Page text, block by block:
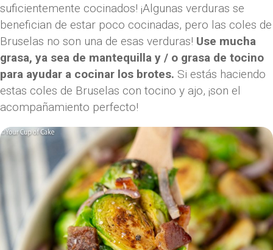
suficientemente cocinados! ¡Algunas verduras se
benefician de estar poco cocinadas, pero las coles de
Bruselas no son una de esas verduras! Use mucha
grasa, ya sea de mantequilla y / o grasa de tocino
para ayudar a cocinar los brotes. Si estás haciendo
estas coles de Bruselas con tocino y ajo, ¡son el
acompañamiento perfecto!